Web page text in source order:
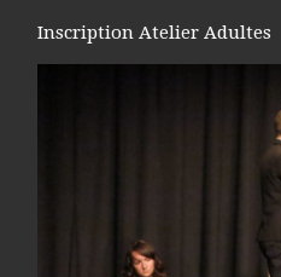
Inscription Atelier Adultes